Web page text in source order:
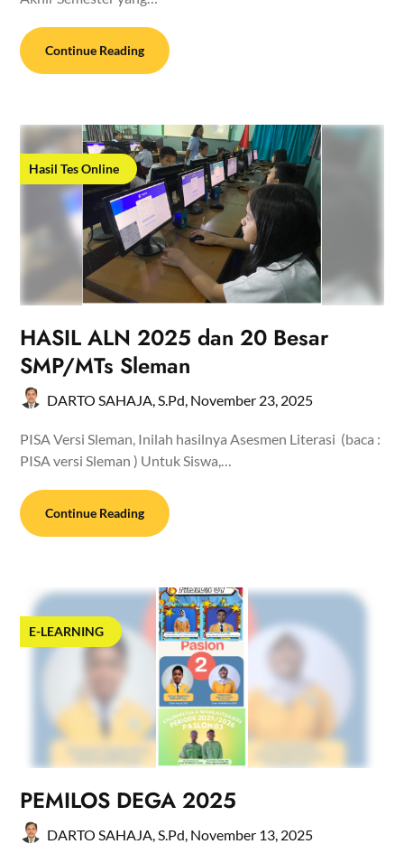
Continue Reading
Hasil Tes Online
HASIL ALN 2025 dan 20 Besar
SMP/MTs Sleman
DARTO SAHAJA, S.Pd, November 23, 2025
PISA Versi Sleman, Inilah hasilnya Asesmen Literasi (baca :
PISA versi Sleman ) Untuk Siswa,…
Continue Reading
E-LEARNING
PEMILOS DEGA 2025
DARTO SAHAJA, S.Pd, November 13, 2025